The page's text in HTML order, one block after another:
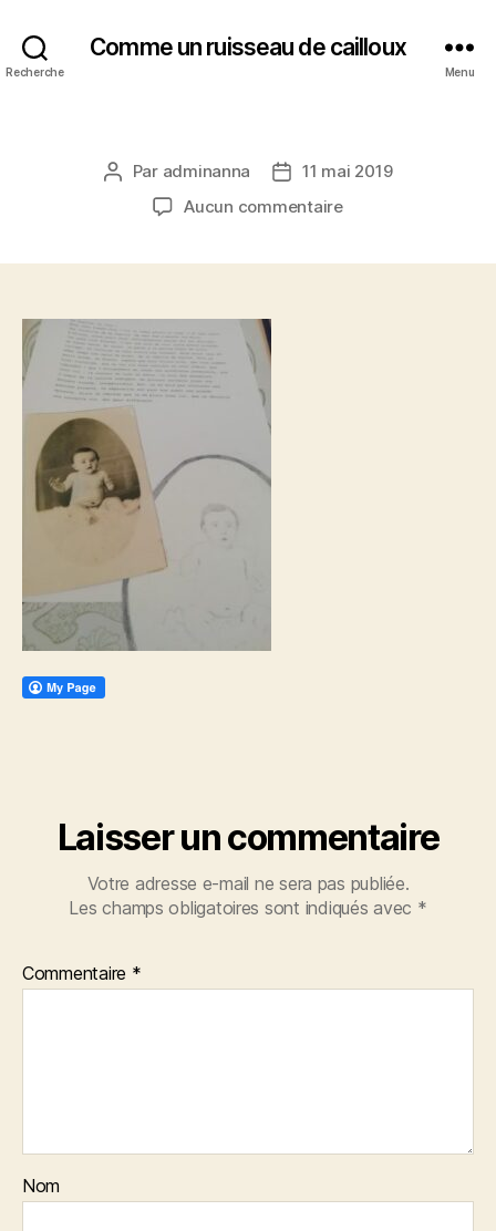
Recherche
Comme un ruisseau de cailloux
Menu
Auteur
l’article
Par adminanna
Date11 mai 2019
Aucun commentairesur
Laisser un commentaire
Votre adresse e-mail ne sera pas publiée.
Les champs obligatoires sont indiqués avec *
Commentaire *
Nom